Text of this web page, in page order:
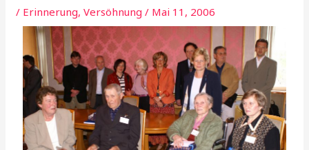
/ Erinnerung, Versöhnung / Mai 11, 2006